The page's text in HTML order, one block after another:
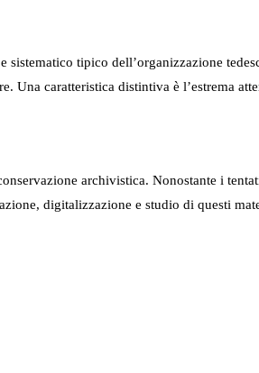
tipico dell’organizzazione
caratteristica distintiva è l’estrema
archivistica. Nonostante i
digitalizzazione e studio di questi